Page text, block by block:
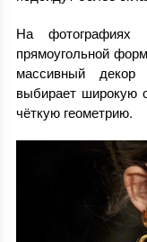
На фотографиях
прямоугольной
массивный
выбирает широкую
чёткую геометрию.